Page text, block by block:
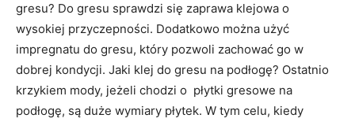
gresu? Do gresu sprawdzi się zaprawa klejowa o
wysokiej przyczepności. Dodatkowo można użyć
impregnatu do gresu, który pozwoli zachować go w
dobrej kondycji. Jaki klej do gresu na podłogę? Ostatnio
krzykiem mody, jeżeli chodzi o płytki gresowe na
podłogę, są duże wymiary płytek. W tym celu, kiedy